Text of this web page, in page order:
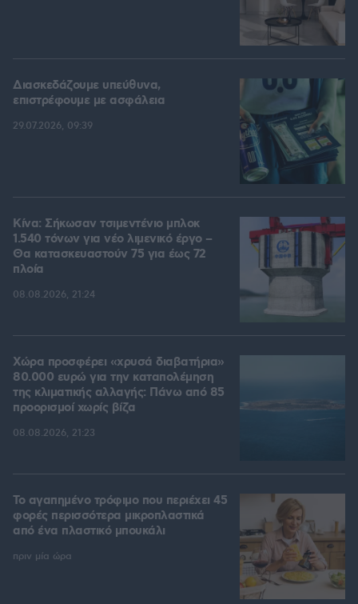
Διασκεδάζουμε υπεύθυνα,
επιστρέφουμε με ασφάλεια
29.07.2026, 09:39
Κίνα: Σήκωσαν τσιμεντένιο μπλοκ
1.540 τόνων για νέο λιμενικό έργο –
Θα κατασκευαστούν 75 για έως 72
πλοία
08.08.2026, 21:24
Χώρα προσφέρει «χρυσά διαβατήρια»
80.000 ευρώ για την καταπολέμηση
της κλιματικής αλλαγής: Πάνω από 85
προορισμοί χωρίς βίζα
08.08.2026, 21:23
Το αγαπημένο τρόφιμο που περιέχει 45
φορές περισσότερα μικροπλαστικά
από ένα πλαστικό μπουκάλι
πριν μία ώρα